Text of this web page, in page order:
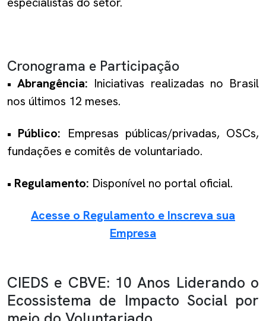
Cronograma e Participação
•Abrangência: Iniciativas realizadas no Brasil
nos últimos 12 meses.
• Público: Empresas públicas/privadas, OSCs,
fundações e comitês de voluntariado.
• Regulamento: Disponível no portal oficial.
Acesse o Regulamento e Inscreva sua
Empresa
CIEDS e CBVE: 10 Anos Liderando o
Ecossistema de Impacto Social por